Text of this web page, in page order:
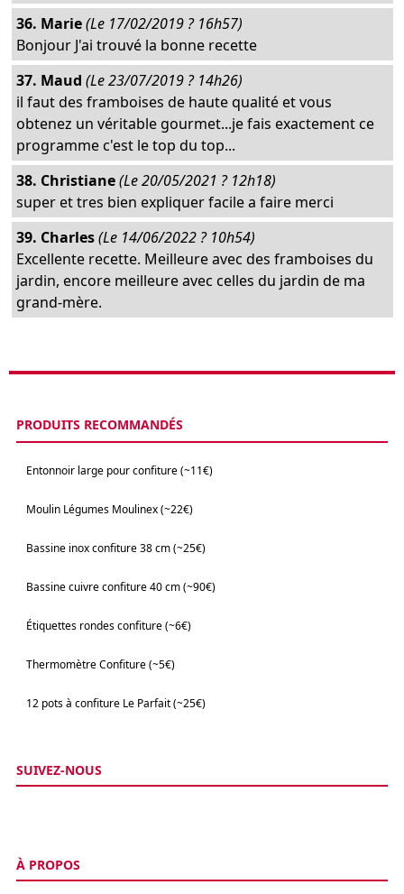
36. Marie(Le 17/02/2019 ? 16h57)
Bonjour J'ai trouvé la bonne recette
37. Maud (Le 23/07/2019 ? 14h26)
il faut des framboises de haute qualité et vous
obtenez un véritable gourmet...je fais exactement ce
programme c'est le top du top...
38. Christiane(Le 20/05/2021 ? 12h18)
super et tres bien expliquer facile a faire merci
39. Charles(Le 14/06/2022 ? 10h54)
Excellente recette. Meilleure avec des framboises du
jardin, encore meilleure avec celles du jardin de ma
grand-mère.
PRODUITS RECOMMANDÉS
Entonnoir large pour confiture (~11€)
Moulin Légumes Moulinex (~22€)
Bassine inox confiture 38 cm (~25€)
Bassine cuivre confiture 40 cm (~90€)
Étiquettes rondes confiture (~6€)
Thermomètre Confiture (~5€)
12 pots à confiture Le Parfait (~25€)
SUIVEZ-NOUS
À PROPOS